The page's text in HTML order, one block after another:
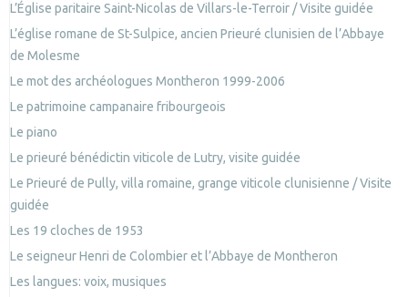
L’Église paritaire Saint-Nicolas de Villars-le-Terroir / Visite guidée
L’église romane de St-Sulpice, ancien Prieuré clunisien de l’Abbaye
de Molesme
Le mot des archéologues Montheron 1999-2006
Le patrimoine campanaire fribourgeois
Le piano
Le prieuré bénédictin viticole de Lutry, visite guidée
Le Prieuré de Pully, villa romaine, grange viticole clunisienne / Visite
guidée
Les 19 cloches de 1953
Le seigneur Henri de Colombier et l’Abbaye de Montheron
Les langues: voix, musiques